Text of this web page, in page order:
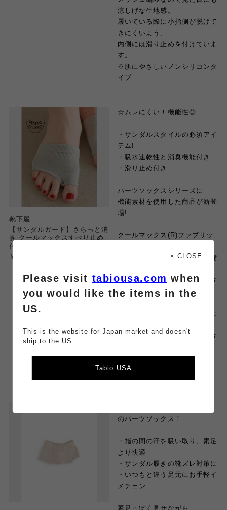
涼しげな生地感。
履いている際に小指側が脱げて
きにくいよう、
内側には滑り止めを付けていま
す。
※肌にやさしいノンシリコンタ
イプ
靴下屋
【サンダルガード】さらっと消
臭 クールマックスすべり止め
付トングタイプ
￥800
☆ムレにくい！機能性◎
・サンダルスタイルの必須アイ
テム!
・吸水速乾性と消臭機能付き
・滑り止め付き
パーツソックスシリーズに
機能素材を使用した商品が新登
場!
クールマックス(R)ファブリッ
吸水速乾性と消臭機能を兼ね備
ムレやすい夏場のサンダルスタ
イルにおすすめ。
脱げにくいよう、小指の内側に
※肌にやさしいノンシリコンタ
のパーツソックス！
・指の間の汗を吸い取り、素足
より快適
・サンダル履きの靴ズレ対策に
・いつもと違う足元にお手軽イ
メチェン
素足っぽく見せながら
× CLOSE
Please visit tabiousa.com when
you would like the items in the
US.
This is the website for Japan market and doesn't
ship to the US.
Tabio USA